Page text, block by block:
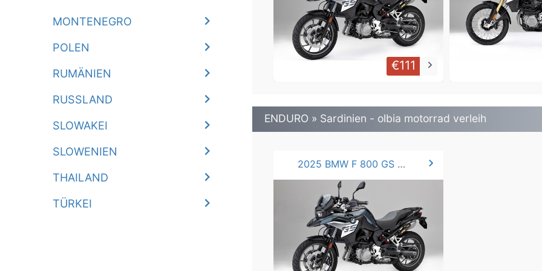
MONTENEGRO
POLEN
RUMÄNIEN
RUSSLAND
SLOWAKEI
SLOWENIEN
THAILAND
TÜRKEI
€111 keyboard_arrow_right
ENDURO » Sardinien - olbia motorrad verleih
2025 BMW F 800 GS / 750 GS chevron_right